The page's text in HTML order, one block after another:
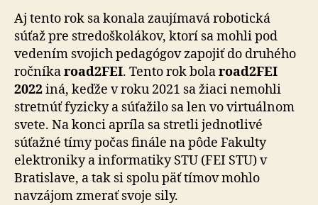
Aj tento rok sa konala zaujímavá robotická
súťaž pre stredoškolákov, ktorí sa mohli pod
vedením svojich pedagógov zapojiť do druhého
ročníkaroad2FEI. Tento rok bolaroad2FEI
2022iná, keďže v roku 2021 sa žiaci nemohli
stretnúť fyzicky a súťažilo sa len vo virtuálnom
svete. Na konci apríla sa stretli jednotlivé
súťažné tímy počas finále na pôde Fakulty
elektroniky a informatiky STU (FEI STU) v
Bratislave, a tak si spolu päť tímov mohlo
navzájom zmerať svoje sily.